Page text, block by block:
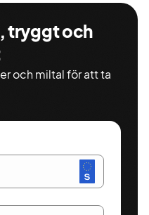
tryggt och
och miltal för att ta